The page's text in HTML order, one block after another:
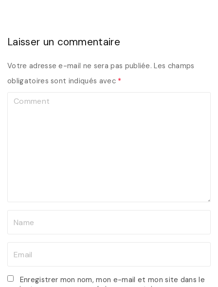
Laisser un commentaire
Votre adresse e-mail ne sera pas publiée. Les champs
obligatoires sont indiqués avec *
*
a
Enregistrer mon nom, mon e-mail et mon site dans le